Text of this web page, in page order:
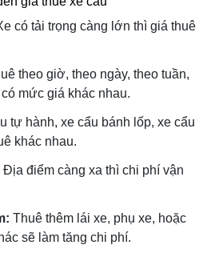
có tải trọng càng lớn thì giá thuê
theo giờ, theo ngày, theo tuần,
mức giá khác nhau.
tự hành, xe cẩu bánh lốp, xe cẩu
khác nhau.
Địa điểm càng xa thì chi phí vận
Thuê thêm lái xe, phụ xe, hoặc
sẽ làm tăng chi phí.